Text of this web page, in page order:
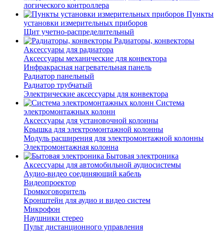
логического контроллера
Пункты
установки измерительных приборов
Щит учетно-распределительный
Радиаторы, конвекторы
Аксессуары для радиатора
Аксессуары механические для конвектора
Инфракрасная нагревательная панель
Радиатор панельный
Радиатор трубчатый
Электрические аксессуары для конвектора
Система
электромонтажных колонн
Аксессуары для установочной колонны
Крышка для электромонтажной колонны
Модуль расширения для электромонтажной колонны
Электромонтажная колонна
Бытовая электроника
Аксессуары для автомобильной аудиосистемы
Аудио-видео соединяющий кабель
Видеопроектор
Громкоговоритель
Кронштейн для аудио и видео систем
Микрофон
Наушники стерео
Пульт дистанционного управления